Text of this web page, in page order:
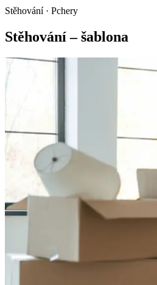
Stěhování · Pchery
Stěhování – šablona